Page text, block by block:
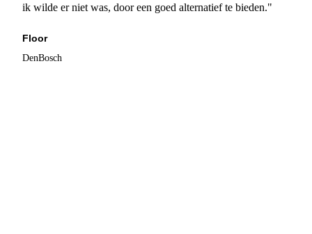
ik wilde er niet was, door een goed alternatief te bieden."
Floor
DenBosch